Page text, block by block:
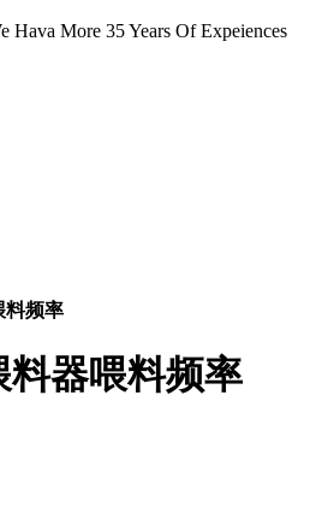
Hava More 35 Years Of Expeiences
料频率
器喂料频率